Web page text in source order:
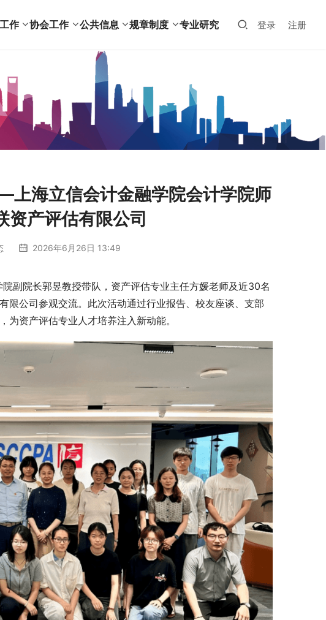
作 协会工作 公共信息 规章制度 专业研究 登录 注册
海立信会计金融学院会计学院师
资产评估有限公司
2026年6月26日 13:49
副院长郭昱教授带队，资产评估专业主任方媛老师及近30名
限公司参观交流。此次活动通过行业报告、校友座谈、支部
资产评估专业人才培养注入新动能。